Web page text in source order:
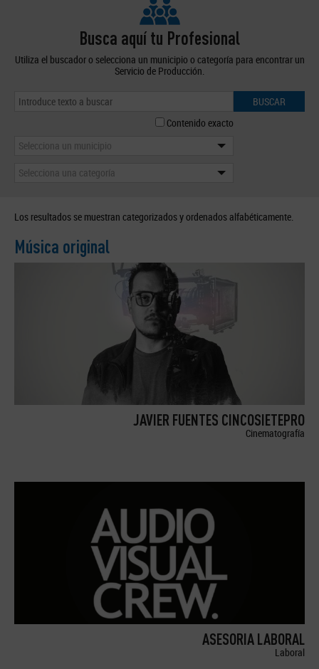
Busca aquí tu Profesional
Utiliza el buscador o selecciona un municipio o categoría para encontrar un
Servicio de Producción.
BUSCAR
Contenido exacto
Selecciona un municipio
Selecciona una categoría
Los resultados se muestran categorizados y ordenados alfabéticamente.
Música original
JAVIER FUENTES CINCOSIETEPRO
Cinematografía
ASESORIA LABORAL
Laboral